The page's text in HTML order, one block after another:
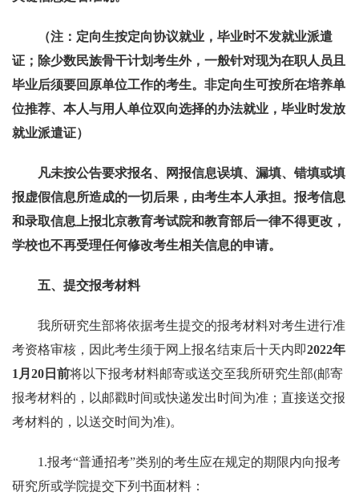
（注：定向生按定向协议就业，毕业时不发就业派遣
证；除少数民族骨干计划考生外，一般针对现为在职人员且
毕业后须要回原单位工作的考生。非定向生可按所在培养单
位推荐、本人与用人单位双向选择的办法就业，毕业时发放
就业派遣证）
凡未按公告要求报名、网报信息误填、漏填、错填或填
报虚假信息所造成的一切后果，由考生本人承担。报考信息
和录取信息上报北京教育考试院和教育部后一律不得更改，
学校也不再受理任何修改考生相关信息的申请。
五、提交报考材料
我所研究生部将依据考生提交的报考材料对考生进行准
考资格审核，因此考生须于网上报名结束后十天内即2022年
1 月 20 日前将以下报考材料邮寄或送交至我所研究生部(邮寄
报考材料的，以邮戳时间或快递发出时间为准；直接送交报
考材料的，以送交时间为准)。
1.报考“普通招考”类别的考生应在规定的期限内向报考
研究所或学院提交下列书面材料：